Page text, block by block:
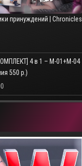
принуждений | Chronicles
4 в 1 – M-01+M-04
550 р.)